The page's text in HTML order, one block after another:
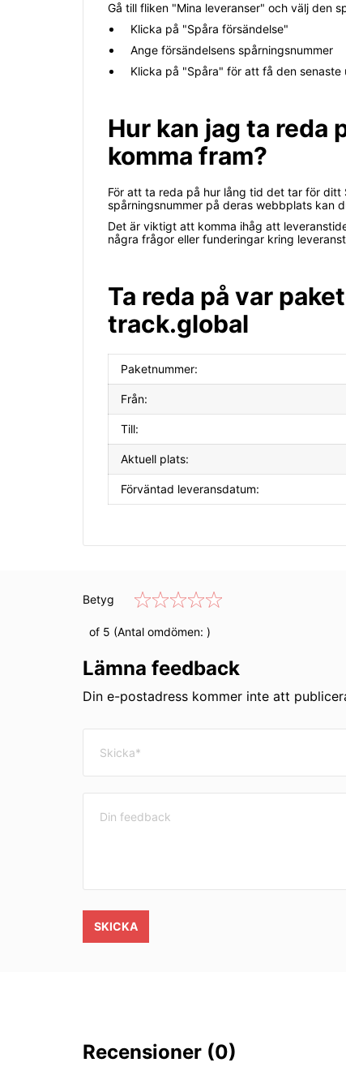
Gå till fliken "Mina leveranser" och välj den
Klicka på "Spåra försändelse"
Ange försändelsens spårningsnummer
Klicka på "Spåra" för att få den
Hur kan jag ta reda
komma fram?
För att ta reda på hur lång tid det tar för
spårningsnummer på deras webbplats kan
Det är viktigt att komma ihåg att
några frågor eller funderingar kring
Ta reda på var
track.global
Paketnummer:
Från:
Till:
Aktuell plats:
Förväntad leveransdatum:
Betyg
of 5 (Antal omdömen: )
Lämna feedback
Din e-postadress kommer inte att
SKICKA
Recensioner (0)